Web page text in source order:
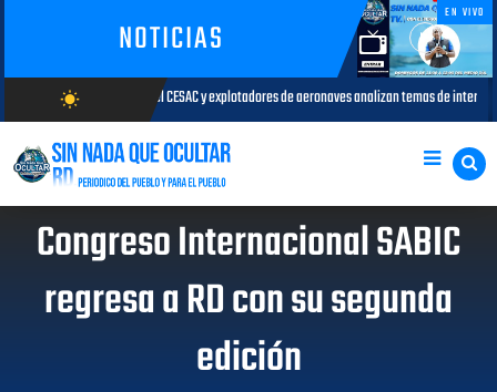
NOTICIAS
EN VIVO
wb_sunny
AGOSTO/6/2026
y explotadores de aeronaves analizan temas de interés para la aviación civil
Congreso Internacional SABIC
regresa a RD con su segunda
edición